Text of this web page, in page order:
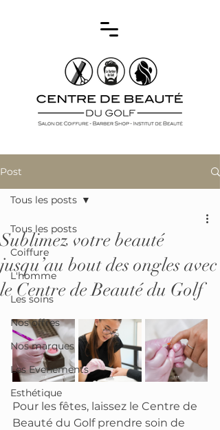
Post
Tous les posts
Coiffure
L'homme
Les soins
Nos offres
Nos marques
Les Evenements
Esthétique
Tous les posts
Sublimez votre beauté
jusqu’au bout des ongles avec
le Centre de Beauté du Golf
Pour les fêtes, laissez le Centre de
Beauté du Golf prendre soin de